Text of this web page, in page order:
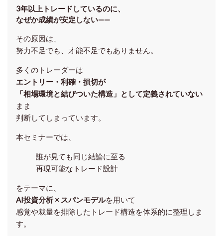
3年以上トレードしているのに、
なぜか成績が安定しない——
その原因は、
努力不足でも、才能不足でもありません。
多くのトレーダーは
エントリー・利確・損切が
「相場環境と結びついた構造」として定義されていない
まま
判断してしまっています。
本セミナーでは、
誰が見ても同じ結論に至る
再現可能なトレード設計
をテーマに、
AI投資分析 × スパンモデルを用いて
感覚や裁量を排除したトレード構造を体系的に整理しま
す。